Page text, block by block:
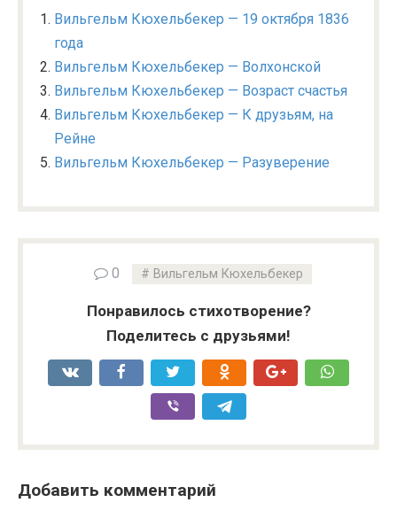
Вильгельм Кюхельбекер — 19 октября 1836
года
Вильгельм Кюхельбекер — Волхонской
Вильгельм Кюхельбекер — Возраст счастья
Вильгельм Кюхельбекер — К друзьям, на
Рейне
Вильгельм Кюхельбекер — Разуверение
0 Вильгельм Кюхельбекер
Понравилось стихотворение?
Поделитесь с друзьями!
Добавить комментарий